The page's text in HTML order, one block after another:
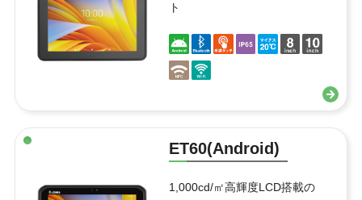
ト
ET60(Android)
1,000cd/㎡高輝度LCD搭載の